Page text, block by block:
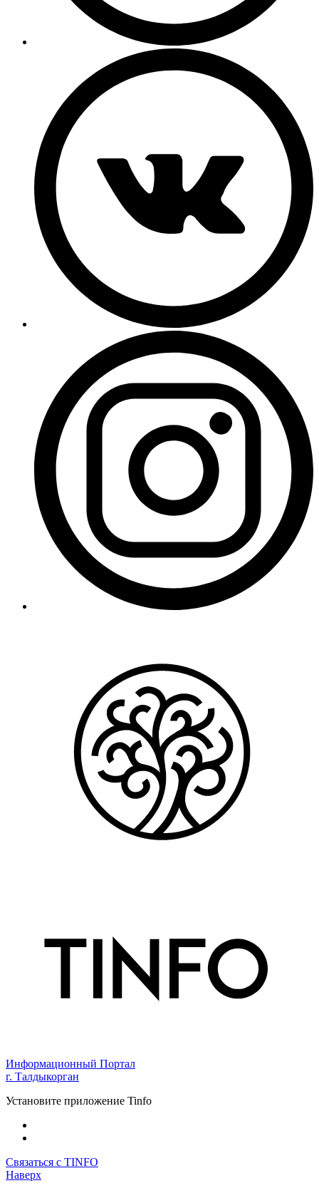
Информационный Портал
г. Талдыкорган
Установите приложение Tinfo
Связаться с TINFO
Наверх